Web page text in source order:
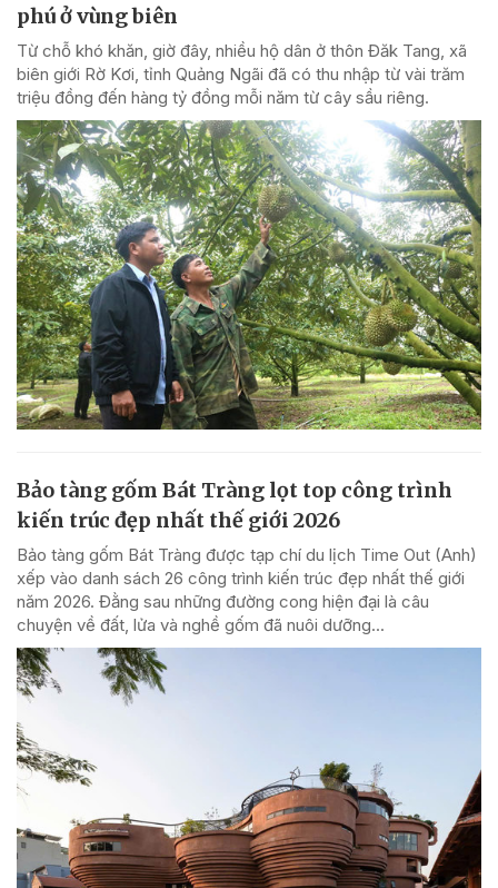
phú ở vùng biên
Từ chỗ khó khăn, giờ đây, nhiều hộ dân ở thôn Đăk Tang, xã
biên giới Rờ Kơi, tỉnh Quảng Ngãi đã có thu nhập từ vài trăm
triệu đồng đến hàng tỷ đồng mỗi năm từ cây sầu riêng.
Bảo tàng gốm Bát Tràng lọt top công trình
kiến trúc đẹp nhất thế giới 2026
Bảo tàng gốm Bát Tràng được tạp chí du lịch Time Out (Anh)
xếp vào danh sách 26 công trình kiến trúc đẹp nhất thế giới
năm 2026. Đằng sau những đường cong hiện đại là câu
chuyện về đất, lửa và nghề gốm đã nuôi dưỡng...